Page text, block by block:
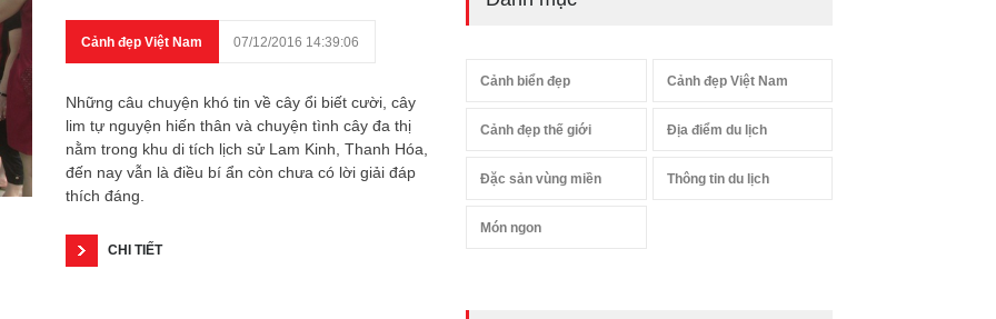
Cảnh đẹp Việt Nam 07/12/2016 14:39:06
Những câu chuyện khó tin về cây ổi biết cười, cây
lim tự nguyện hiến thân và chuyện tình cây đa thị
nằm trong khu di tích lịch sử Lam Kinh, Thanh Hóa,
đến nay vẫn là điều bí ẩn còn chưa có lời giải đáp
thích đáng.
CHI TIẾT
Cảnh biển đẹp Cảnh đẹp Việt Nam
Cảnh đẹp thế giới Địa điểm du lịch
Đặc sản vùng miền Thông tin du lịch
Món ngon